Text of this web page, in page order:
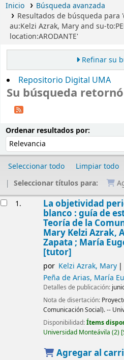
Inicio
Búsqueda avanzada
Resultados de búsqueda para
au:Kelzi Azrak, Mary and su-
location:ARODANTE'
Refinar su
Repositorio Digital UMA
Su búsqueda
Ordenar resultados por:
Seleccionar todo
Limpiar todo
Seleccionar títulos para:
1. La objetividad
blanco : guía de
Teoría de la
Mary Kelzi Azrak,
Zapata ; María
[tutor]
por Kelzi Azrak, Mary
Peña de Arias, María
Detalles de publicación:
Nota de disertación:
Comunicación Social). --
Disponibilidad:Ítems
Universidad Monteávila (2)
Agregar al